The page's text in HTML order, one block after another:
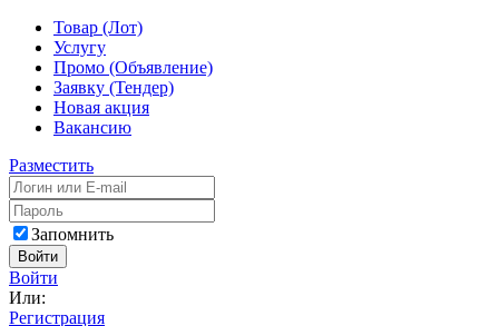
Товар (Лот)
Услугу
Промо (Объявление)
Заявку (Тендер)
Новая акция
Вакансию
Разместить
Запомнить
Войти
Войти
Или:
Регистрация